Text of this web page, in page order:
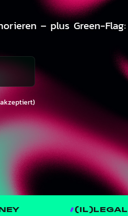
– plus Green-
(IL)LEGAL